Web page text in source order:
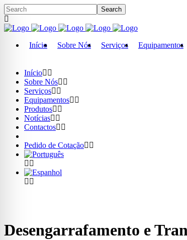
Início Sobre Nós Serviços Equipamentos
Início
Sobre Nós
Serviços
Equipamentos
Produtos
Notícias
Contactos
Pedido de Cotação
Desengarrafamento e